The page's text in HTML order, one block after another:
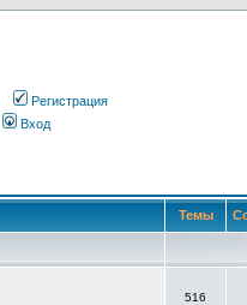
Регистрация
Вход
Темы
516